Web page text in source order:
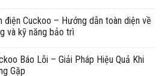
điện Cuckoo – Hướng dẫn toàn diện về
và kỹ năng bảo trì
Báo Lỗi – Giải Pháp Hiệu Quả Khi
Gặp